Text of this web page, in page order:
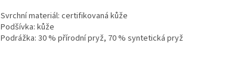
Svrchní materiál: certifikovaná kůže
Podšívka: kůže
Podrážka: 30 % přírodní pryž, 70 % syntetická pryž